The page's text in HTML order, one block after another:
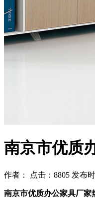
南京市优质
作者： 点击：8805 发布
南京市优质办公家具厂家